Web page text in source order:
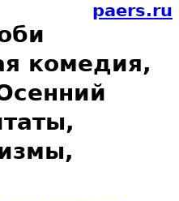
paers.ru
комедия,